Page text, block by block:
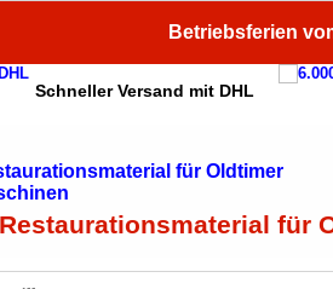
Betriebsferien
Schneller Versand mit DHL
für